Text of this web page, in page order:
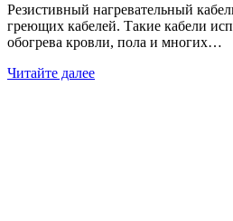
Резистивный нагревательный
греющих кабелей. Такие кабели
обогрева кровли, пола и многих…
Читайте далее